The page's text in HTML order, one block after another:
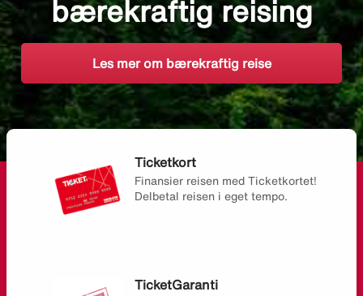
bærekraftig reising
Les mer om bærekraftig reise
Ticketkort
Finansier reisen med Ticketkortet!
Delbetal reisen i eget tempo.
TicketGaranti